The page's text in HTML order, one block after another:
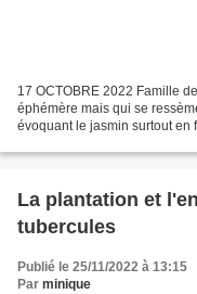
17 OCTOBRE 2022 Famille
éphémère mais qui se
évoquant le jasmin surtout en
La plantation et
tubercules
Publié le 25/11/2022 à 13:15
Par minique